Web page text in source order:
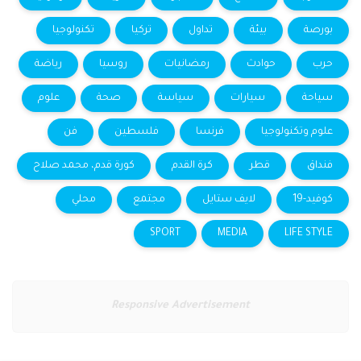
بورصة بيئة تداول تركيا تكنولوجيا
حرب حوادث رمضانيات روسيا رياضة
سياحة سيارات سياسة صحة علوم
علوم وتكنولوجيا فرنسا فلسطين فن
فنداق قطر كرة القدم كورة قدم، محمد صلاح
كوفيد-19 لايف ستايل مجتمع محلي
LIFE STYLE
MEDIA
SPORT
Responsive Advertisement